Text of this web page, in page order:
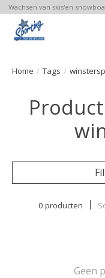
Wachsen van skis'en
Home / Tags /
0 producten
Geen